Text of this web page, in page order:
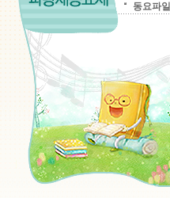
동요파일